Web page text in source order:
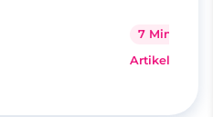
7 Minuten
Artikel lesen